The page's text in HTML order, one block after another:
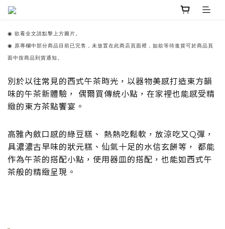
◉ 欲看全文請點擊上方圖片。
◉ 原專欄中部分商品目前已完售，未放置在此商店頁面裡，如欲等待進貨可於商品頁
面中按商品到貨通知。
別於以往常見的西式午茶時光，以器物美感打造東方韻
味的午茶新體驗， 偶爾買傳統小點，在家裡也能感受精
緻的東方茶點饗宴。
高雅內斂口感的綠豆糕、 熱熱吃鬆軟，放涼吃又Q彈，
具濃濃古早味的狀元糕、仙氣十足的水信玄餅等， 都能
作為午茶的搭配小點，使用器皿的搭配，也能如西式午
茶般的精緻呈現。